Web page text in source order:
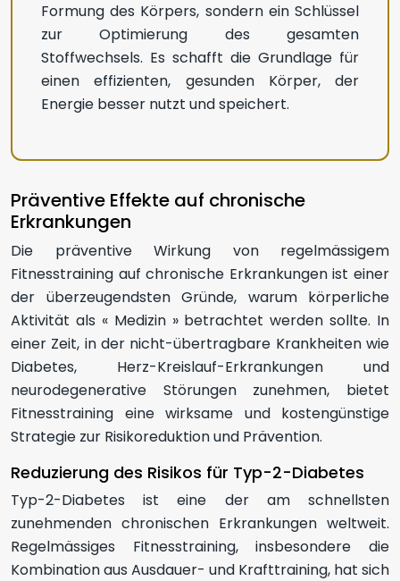
Formung des Körpers, sondern ein Schlüssel
zur Optimierung des gesamten
Stoffwechsels. Es schafft die Grundlage für
einen effizienten, gesunden Körper, der
Energie besser nutzt und speichert.
Präventive Effekte auf chronische
Erkrankungen
Die präventive Wirkung von regelmässigem
Fitnesstraining auf chronische Erkrankungen ist einer
der überzeugendsten Gründe, warum körperliche
Aktivität als « Medizin » betrachtet werden sollte. In
einer Zeit, in der nicht-übertragbare Krankheiten wie
Diabetes, Herz-Kreislauf-Erkrankungen und
neurodegenerative Störungen zunehmen, bietet
Fitnesstraining eine wirksame und kostengünstige
Strategie zur Risikoreduktion und Prävention.
Reduzierung des Risikos für Typ-2-Diabetes
Typ-2-Diabetes ist eine der am schnellsten
zunehmenden chronischen Erkrankungen weltweit.
Regelmässiges Fitnesstraining, insbesondere die
Kombination aus Ausdauer- und Krafttraining, hat sich